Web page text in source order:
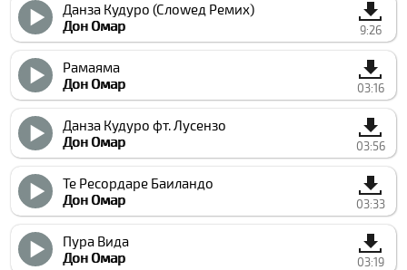
Данза Кудуро (Слоwед Ремиx)
Дон Омар
9:26
Рамаяма
Дон Омар
03:16
Данза Кудуро фт. Луcензо
Дон Омар
03:56
Те Реcордаре Баиландо
Дон Омар
03:33
Пура Вида
Дон Омар
03:19